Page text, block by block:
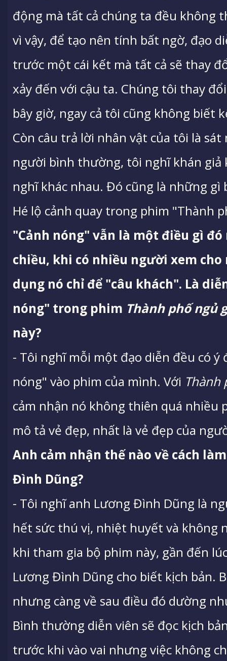
động mà tất cả chúng ta đều không
vì vậy, để tạo nên tính bất ngờ, đạo
trước một cái kết mà tất cả sẽ thay
xảy đến với cậu ta. Chúng tôi thay
bây giờ, ngay cả tôi cũng không biết
Còn câu trả lời nhân vật của tôi là sát
người bình thường, tôi nghĩ khán giả
nghĩ khác nhau. Đó cũng là những
Hé lộ cảnh quay trong phim "Thành
"Cảnh nóng" vẫn là một điều gì
chiều, khi có nhiều người xem
dụng nó chỉ để "câu khách". Là
nóng" trong phim Thành phố ngủ
này?
- Tôi nghĩ mỗi một đạo diễn đều có ý
nóng" vào phim của mình. Với Thành
cảm nhận nó không thiên quá nhiều
mô tả vẻ đẹp, nhất là vẻ đẹp của
Anh cảm nhận thế nào về cách
Đình Dũng?
- Tôi nghĩ anh Lương Đình Dũng là
hết sức thú vị, nhiệt huyết và không
khi tham gia bộ phim này, gần đến
Lương Đình Dũng cho biết kịch bản.
nhưng càng về sau điều đó dường
Bình thường diễn viên sẽ đọc kịch
trước khi vào vai nhưng việc không